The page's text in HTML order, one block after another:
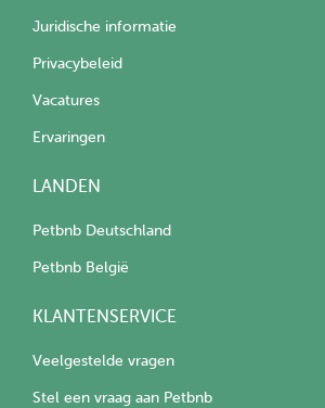
Juridische informatie
Privacybeleid
Vacatures
Ervaringen
LANDEN
Petbnb Deutschland
Petbnb België
KLANTENSERVICE
Veelgestelde vragen
Stel een vraag aan Petbnb